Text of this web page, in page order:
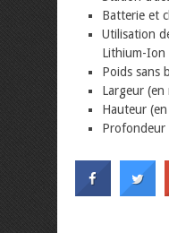
Batterie et
Utilisation
Lithium-Ion
Poids sans
Largeur
Hauteur
Profondeur